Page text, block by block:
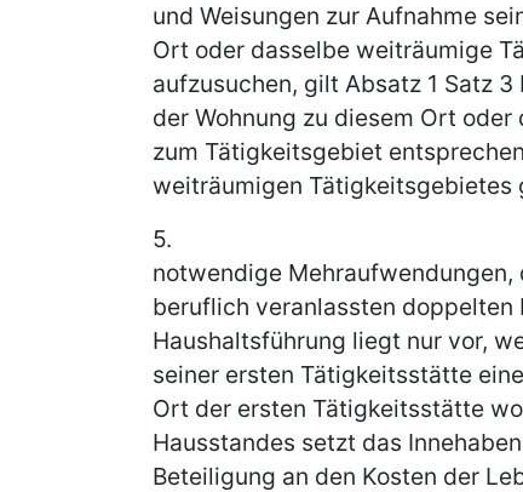
und Weisungen zur Aufnahme
Ort oder dasselbe weiträumige
aufzusuchen, gilt Absatz 1 Satz
der Wohnung zu diesem Ort
zum Tätigkeitsgebiet
weiträumigen Tätigkeitsgebietes
5.
notwendige
beruflich veranlassten doppelten
Haushaltsführung liegt nur vor,
seiner ersten Tätigkeitsstätte
Ort der ersten Tätigkeitsstätte
Hausstandes setzt das
Beteiligung an den Kosten der